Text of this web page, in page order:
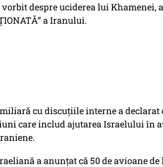
despre uciderea lui Khamenei,
a Iranului.
cu discuțiile interne a declarat
care includ ajutarea Israelului în
a anunțat că 50 de avioane